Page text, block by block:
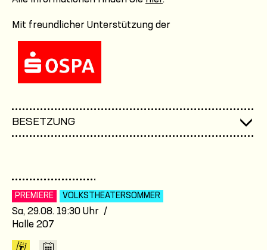
Mit freundlicher Unterstützung der
BESETZUNG
PREMIERE VOLKSTHEATER­SOMMER
Sa, 29.08. 19:30 Uhr /
Halle 207